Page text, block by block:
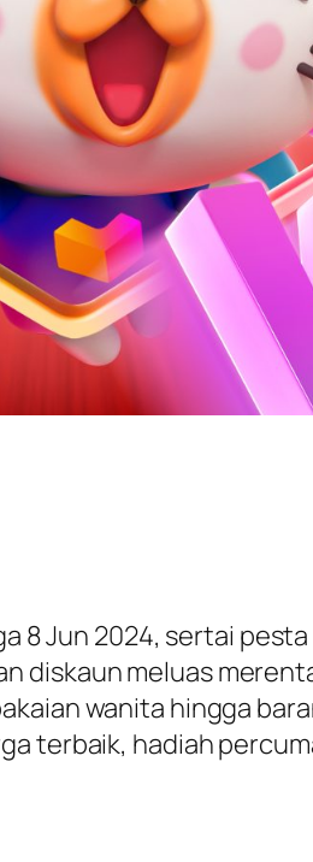
8 Jun 2024, sertai
diskaun meluas
wanita hingga
terbaik, hadiah